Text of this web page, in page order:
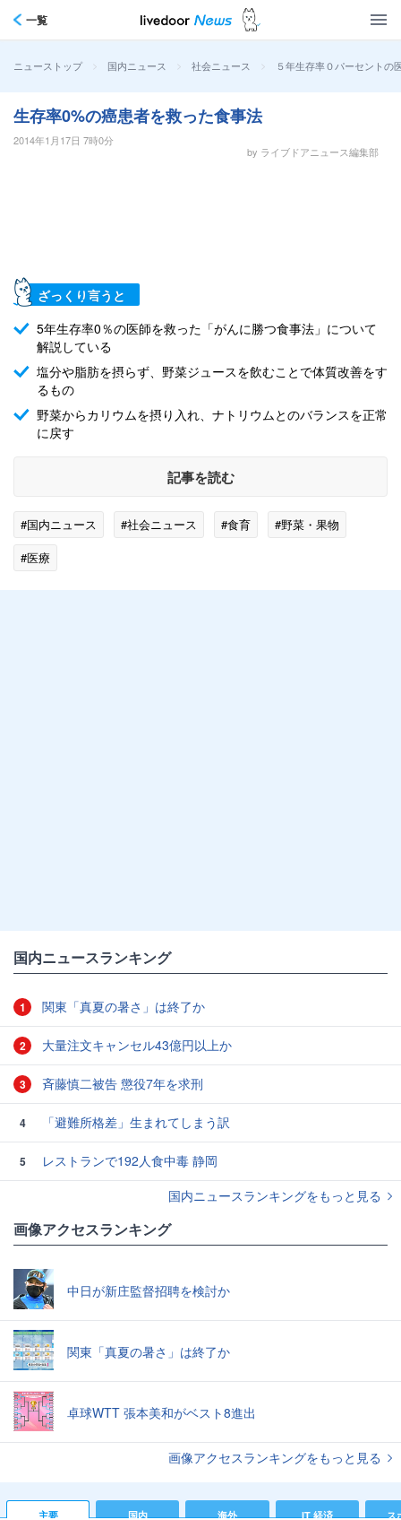
一覧
ニューストップ > 国内ニュース > 社会ニュース > ５年生存率０パーセントの
生存率0%の癌患者を救った食事法
2014年1月17日 7時0分
by ライブドアニュース編集部
ざっくり言うと
5年生存率0％の医師を救った「がんに勝つ食事法」について
解説している
塩分や脂肪を摂らず、野菜ジュースを飲むことで体質改善をす
るもの
野菜からカリウムを摂り入れ、ナトリウムとのバランスを正常
に戻す
記事を読む
#国内ニュース #社会ニュース #食育
#野菜・果物
#医療
国内ニュースランキング
1 関東「真夏の暑さ」は終了か
2 大量注文キャンセル43億円以上か
3 斉藤慎二被告 懲役7年を求刑
4 「避難所格差」生まれてしまう訳
5
レストランで192人食中毒 静岡
国内ニュースランキングをもっと見る
画像アクセスランキング
中日が新庄監督招聘を検討か
関東「真夏の暑さ」は終了か
卓球WTT 張本美和がベスト8進出
画像アクセスランキングをもっと見る
主要 国内 海外 IT 経済 ス